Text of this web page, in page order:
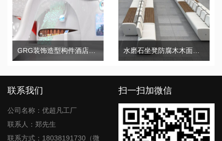
GRG装饰造型构件酒店天花吊顶 水磨石坐凳防腐木木面景观异形靠背座椅
联系我们
公司名称：优超凡工厂
联系人：郑先生
联系方式：18038191730（微
扫一扫加微信